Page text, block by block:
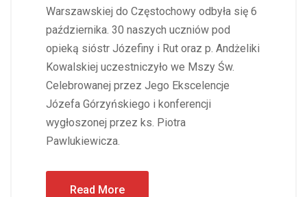
Warszawskiej do Częstochowy odbyła się 6
października. 30 naszych uczniów pod
opieką sióstr Józefiny i Rut oraz p. Andżeliki
Kowalskiej uczestniczyło we Mszy Św.
Celebrowanej przez Jego Ekscelencje
Józefa Górzyńskiego i konferencji
wygłoszonej przez ks. Piotra
Pawlukiewicza.
Read More